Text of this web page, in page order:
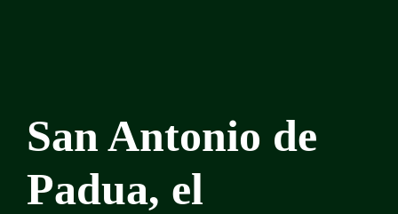
San Antonio de
Padua, el